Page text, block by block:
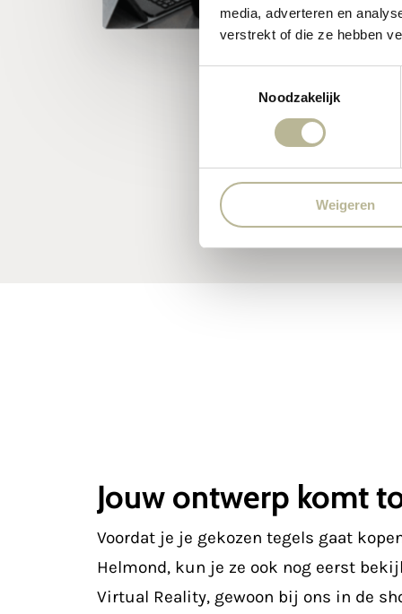
media, adverteren en
verstrekt of die ze hebben
Noodzakelijk
Weigeren
Jouw ontwerp komt
Voordat je je gekozen tegels gaat
Helmond, kun je ze ook nog eerst
Virtual Reality, gewoon bij ons in de